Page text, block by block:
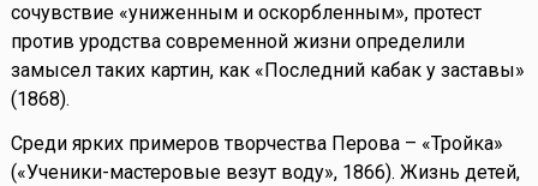
сочувствие «униженным и оскорбленным», протест
против уродства современной жизни определили
замысел таких картин, как «Последний кабак у заставы»
(1868).
Среди ярких примеров творчества Перова – «Тройка»
(«Ученики-мастеровые везут воду», 1866). Жизнь детей,